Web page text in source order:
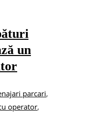
un
parcari,
operator,